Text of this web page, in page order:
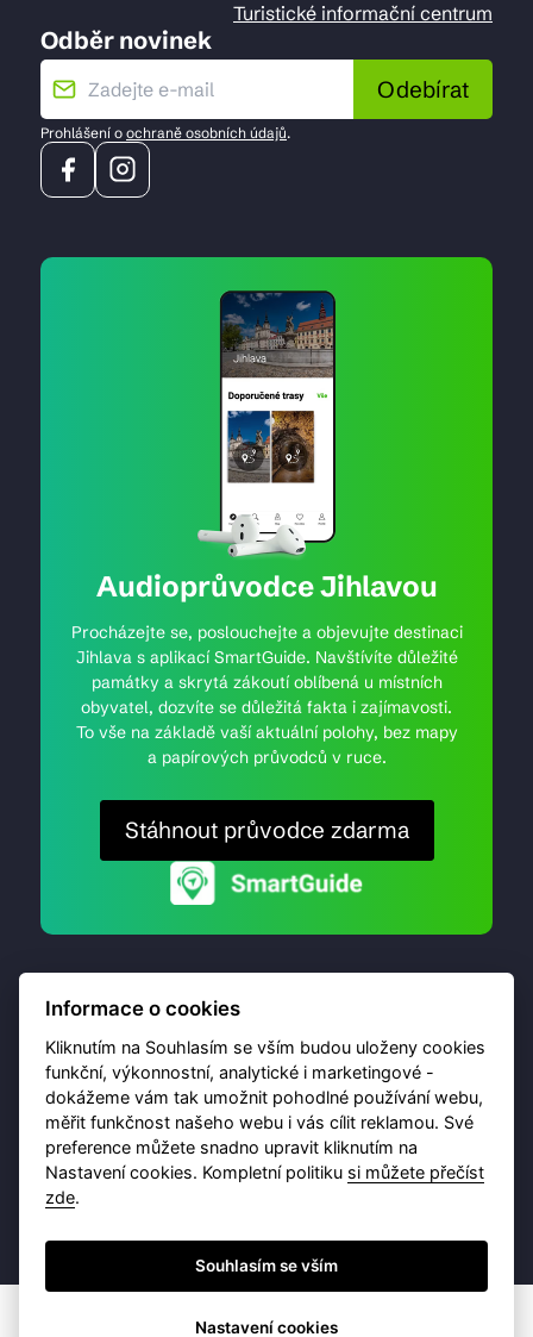
Turistické informační centrum
Odběr novinek
Odebírat
Prohlášení o ochraně osobních údajů.
Audioprůvodce Jihlavou
Procházejte se, poslouchejte a objevujte destinaci
Jihlava s aplikací SmartGuide. Navštívíte důležité
památky a skrytá zákoutí oblíbená u místních
obyvatel, dozvíte se důležitá fakta i zajímavosti.
To vše na základě vaší aktuální polohy, bez mapy
a papírových průvodců v ruce.
Stáhnout průvodce zdarma
© 2026 Destinační portál provozujeBrána Jihlavy,
příspěvková organizace. Všechna práva vyhrazena.
Ochrana osobních údajů
Informace o cookies
Kliknutím na Souhlasím se vším budou uloženy cookies
funkční, výkonnostní, analytické i marketingové -
dokážeme vám tak umožnit pohodlné používání webu,
měřit funkčnost našeho webu i vás cílit reklamou. Své
preference můžete snadno upravit kliknutím na
Nastavení cookies. Kompletní politiku si můžete přečíst
zde.
Souhlasím se vším
Nastavení cookies